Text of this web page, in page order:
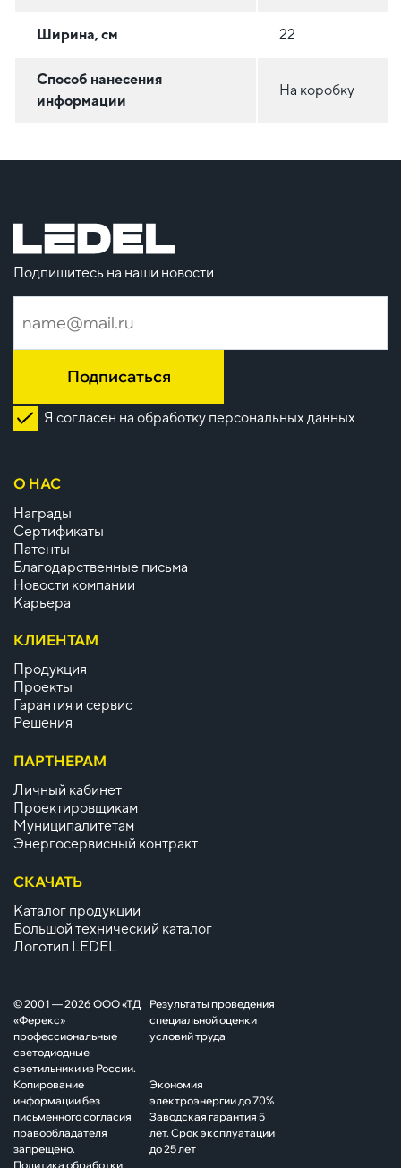
Ширина, см 22
Способ нанесения
информации
На коробку
Подпишитесь на наши новости
Подписаться
Я согласен на обработку персональных данных
О НАС
Награды
Сертификаты
Патенты
Благодарственные письма
Новости компании
Карьера
КЛИЕНТАМ
Продукция
Проекты
Гарантия и сервис
Решения
ПАРТНЕРАМ
Личный кабинет
Проектировщикам
Муниципалитетам
Энергосервисный контракт
СКАЧАТЬ
Каталог продукции
Большой технический каталог
Логотип LEDEL
© 2001 — 2026 ООО «ТД
«Ферекс»
профессиональные
светодиодные
светильники из России.
Результаты проведения
специальной оценки
условий труда
Копирование
информации без
письменного согласия
правообладателя
запрещено.
Экономия
электроэнергии до 70%
Заводская гарантия 5
лет. Срок эксплуатации
до 25 лет
Политика обработки